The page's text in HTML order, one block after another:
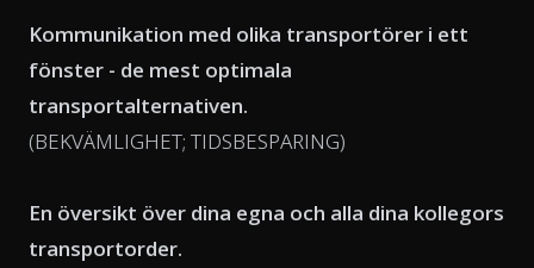
Kommunikation med olika transportörer i ett
fönster - de mest optimala
transportalternativen.
(BEKVÄMLIGHET; TIDSBESPARING)
En översikt över dina egna och alla dina kollegors
transportorder.